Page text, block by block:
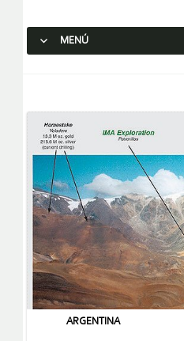
MENÚ
ARGENTINA